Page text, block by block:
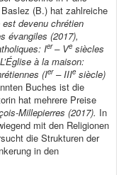
(B.) hat zahlreiche
devenu chrétien
évangiles (2017),
Ier– Ve siècles
L’Église à la maison:
(Ier– IIIe siècle)
Buches ist die
hat mehrere Preise
Millepierres (2017). In
mit den Religionen
die Strukturen der
in den